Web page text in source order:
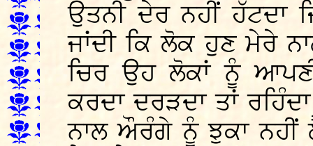
ਉਤਨੀ ਦੇਰ ਨਹੀਂ ਹੱਟਦਾ
ਜਾਂਦੀ ਕਿ ਲੋਕ ਹੁਣ ਮੇਰੇ
ਚਿਰ ਉਹ ਲੋਕਾਂ ਨੂੰ
ਕਰਦਾ ਦਰੜਦਾ ਤਾਂ
ਨਾਲ ਔਰੰਗੇ ਨੂੰ ਝੁਕਾ